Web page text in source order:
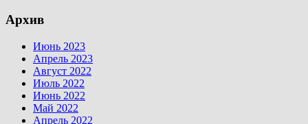
Архив
Июнь 2023
Апрель 2023
Август 2022
Июль 2022
Июнь 2022
Май 2022
Апрель 2022